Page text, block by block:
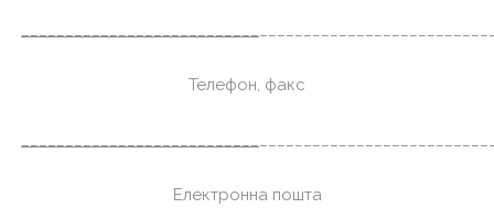
Телефон, факс
Електронна пошта